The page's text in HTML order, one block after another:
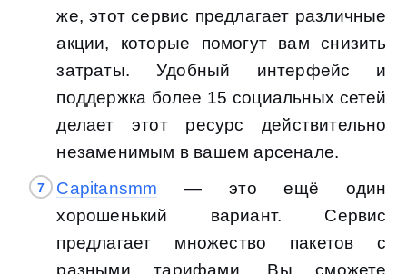
же, этот сервис предлагает различные
акции, которые помогут вам снизить
затраты. Удобный интерфейс и
поддержка более 15 социальных сетей
делает этот ресурс действительно
незаменимым в вашем арсенале.
Capitansmm — это ещё один
хорошенький вариант. Сервис
предлагает множество пакетов с
разными тарифами. Вы сможете